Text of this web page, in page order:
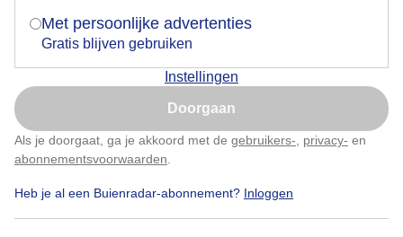
Met persoonlijke advertenties
Gratis blijven gebruiken
Instellingen
Doorgaan
Als je doorgaat, ga je akkoord met de gebruikers- privacy- en
abonnementsvoorwaarden
Heb je al een Buienradar-abonnement? Inloggen
Door: Mark Klos Gemaakt: 11-07-2025, 111x bekeken
Zomer Zon Wolken
Nu niet, misschien later
Klik hierom dit aan te passen